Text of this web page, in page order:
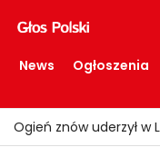
News Ogłoszenia